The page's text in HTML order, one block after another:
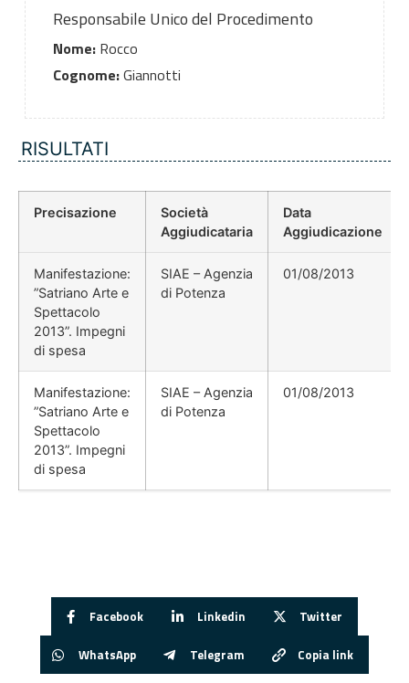
Responsabile Unico del Procedimento
Nome:Rocco
Cognome:Giannotti
RISULTATI
Precisazione
Società
Aggiudicataria
Data
Aggiudicazione
Manifestazione:
”Satriano Arte e
Spettacolo
2013”. Impegni
di spesa
SIAE – Agenzia
di Potenza
01/08/2013
Manifestazione:
”Satriano Arte e
Spettacolo
2013”. Impegni
di spesa
SIAE – Agenzia
di Potenza
01/08/2013
Facebook Linkedin Twitter
WhatsApp Telegram Copia link